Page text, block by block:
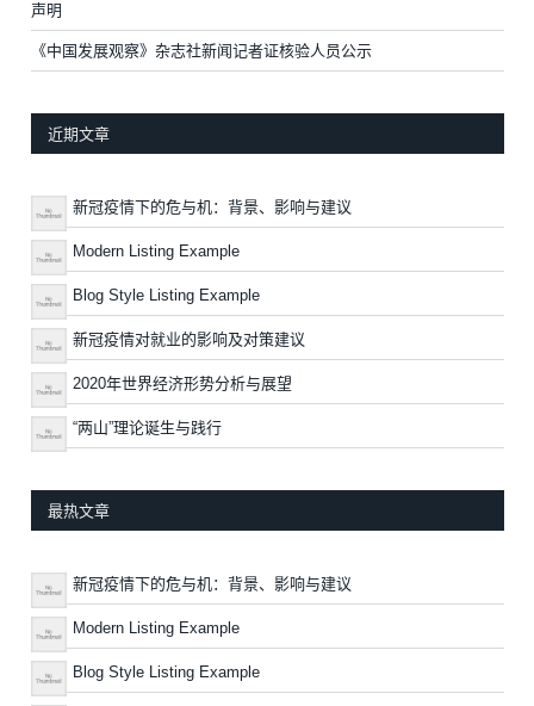
声明
《中国发展观察》杂志社新闻记者证核验人员公示
近期文章
新冠疫情下的危与机：背景、影响与建议
Modern Listing Example
Blog Style Listing Example
新冠疫情对就业的影响及对策建议
2020年世界经济形势分析与展望
“两山”理论诞生与践行
最热文章
新冠疫情下的危与机：背景、影响与建议
Modern Listing Example
Blog Style Listing Example